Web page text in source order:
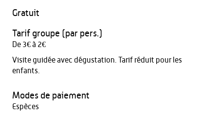
Gratuit
Tarif groupe (par pers.)
De 3€ à 2€
Visite guidée avec dégustation. Tarif réduit pour les
enfants.
Modes de paiement
Espèces